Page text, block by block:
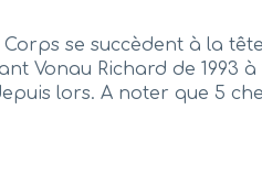
Corps se succèdent à la
Vonau Richard de 1993
lors. A noter que 5